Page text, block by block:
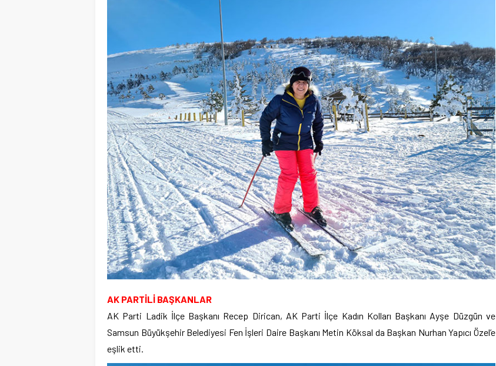
AK PARTİLİ BAŞKANLAR
AK Parti Ladik İlçe Başkanı Recep Dirican, AK Parti İlçe Kadın Kolları Başkanı Ayşe Düzgün ve
Samsun Büyükşehir Belediyesi Fen İşleri Daire Başkanı Metin Köksal da Başkan Nurhan Yapıcı Özel’e
eşlik etti.